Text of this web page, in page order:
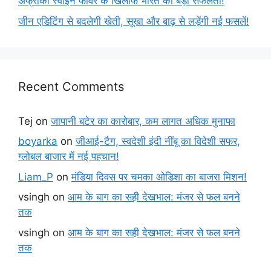
जीन एडिटिंग से बदलेगी खेती, सूखा और बाढ़ से लड़ेंगी नई फसलें!
Recent Comments
Tej onजापानी बटेर का कारोबार, कम लागत अधिक मुनाफा
boyarka onजीआई-टैग, स्वदेशी इंदी नींबू का विदेशी सफर,
ग्लोबल बाजार में नई पहचान!
Liam_P onमंडिया दिवस पर चमका ओडिशा का बाजरा मिशन!
vsingh on आम के बाग का सही देखभाल: मंजर से फल बनने
तक
vsingh on आम के बाग का सही देखभाल: मंजर से फल बनने
तक